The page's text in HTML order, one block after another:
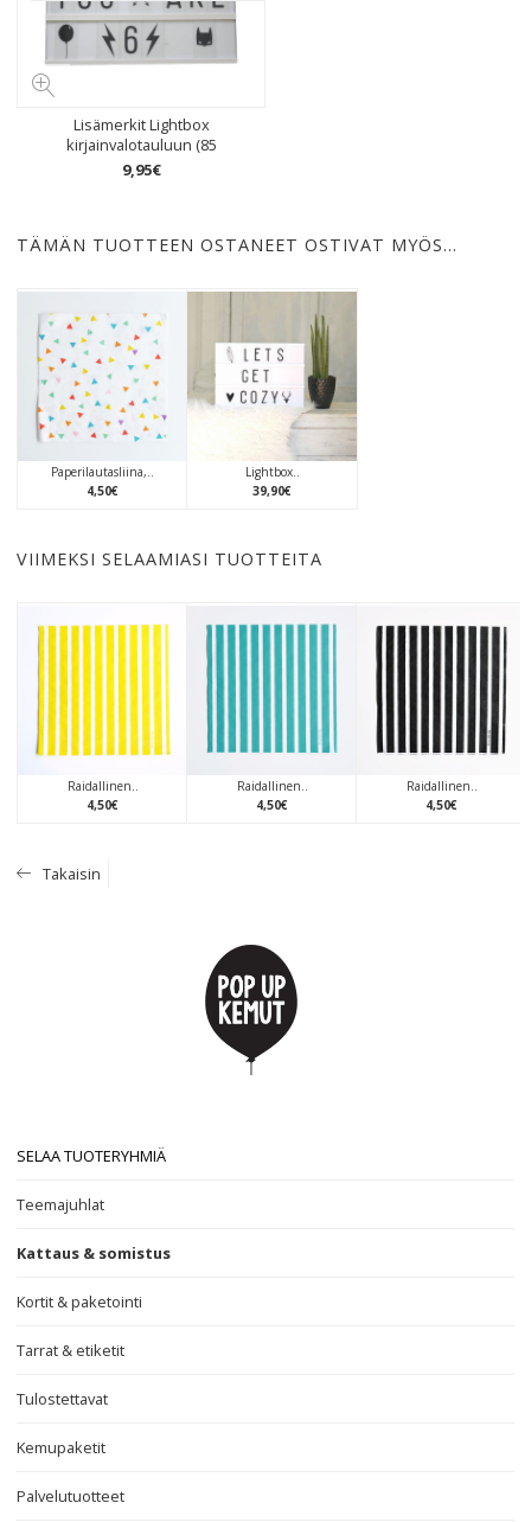
Lisämerkit Lightbox
kirjainvalotauluun (85
9,95€
TÄMÄN TUOTTEEN OSTANEET OSTIVAT MYÖS…
Paperilautasliina,..
4,50€
Lightbox..
39,90€
VIIMEKSI SELAAMIASI TUOTTEITA
Raidallinen..
4,50€
Raidallinen..
4,50€
Raidallinen..
4,50€
Takaisin
SELAA TUOTERYHMIÄ
Teemajuhlat
Kattaus & somistus
Kortit & paketointi
Tarrat & etiketit
Tulostettavat
Kemupaketit
Palvelutuotteet